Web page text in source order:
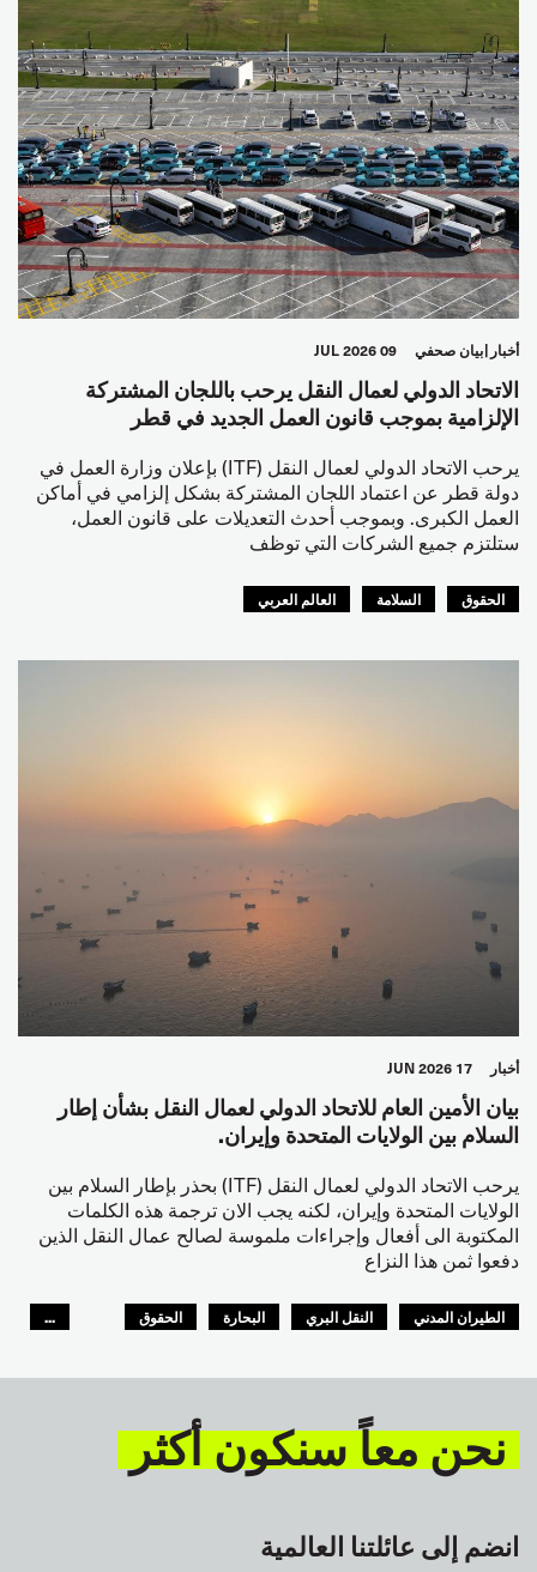
أخبار بيان صحفي 09 JUL 2026
الاتحاد الدولي لعمال النقل يرحب باللجان المشتركة
الإلزامية بموجب قانون العمل الجديد في قطر
يرحب الاتحاد الدولي لعمال النقل (ITF) بإعلان وزارة العمل في
دولة قطر عن اعتماد اللجان المشتركة بشكل إلزامي في أماكن
العمل الكبرى. وبموجب أحدث التعديلات على قانون العمل،
ستلتزم جميع الشركات التي توظف
الحقوق السلامة العالم العربي
أخبار 17 JUN 2026
بيان الأمين العام للاتحاد الدولي لعمال النقل بشأن إطار
السلام بين الولايات المتحدة وإيران.
يرحب الاتحاد الدولي لعمال النقل (ITF) بحذر بإطار السلام بين
الولايات المتحدة وإيران، لكنه يجب الان ترجمة هذه الكلمات
المكتوبة الى أفعال وإجراءات ملموسة لصالح عمال النقل الذين
دفعوا ثمن هذا النزاع
الطيران المدني النقل البري البحارة
الحقوق
...
نحن معاً سنكون أكثر
انضم إلى عائلتنا العالمية